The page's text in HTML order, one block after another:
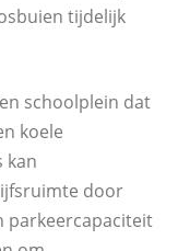
tijdelijk
schoolplein dat
koele
kan
door
parkeercapaciteit